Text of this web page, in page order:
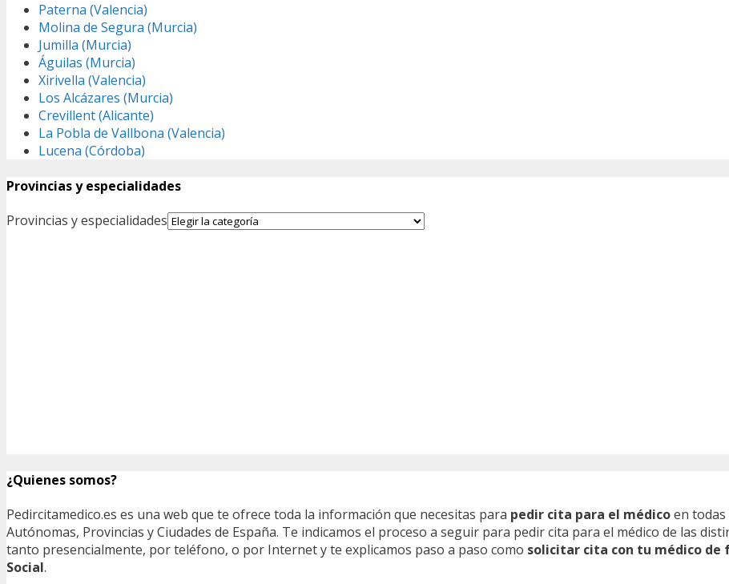
Paterna (Valencia)
Molina de Segura (Murcia)
Jumilla (Murcia)
Águilas (Murcia)
Xirivella (Valencia)
Los Alcázares (Murcia)
Crevillent (Alicante)
La Pobla de Vallbona (Valencia)
Lucena (Córdoba)
Provincias y especialidades
Provincias y especialidades
¿Quienes somos?
Pedircitamedico.es es una web que te ofrece toda la información que necesitas para pedir cita para el médicoen todas
Autónomas, Provincias y Ciudades de España. Te indicamos el proceso a seguir para pedir cita para el médico de las
tanto presencialmente, por teléfono, o por Internet y te explicamos paso a paso como solicitar cita con tu médico de
Social.